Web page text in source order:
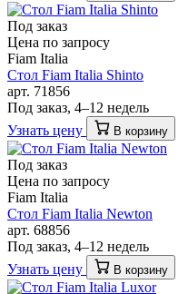
Под заказ
Цена по запросу
Fiam Italia
Стол Fiam Italia Shinto
арт. 71856
Под заказ, 4–12 недель
Узнать цену
В корзину
Под заказ
Цена по запросу
Fiam Italia
Стол Fiam Italia Newton
арт. 68856
Под заказ, 4–12 недель
Узнать цену
В корзину